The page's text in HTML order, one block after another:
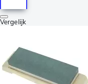
Vergelijk